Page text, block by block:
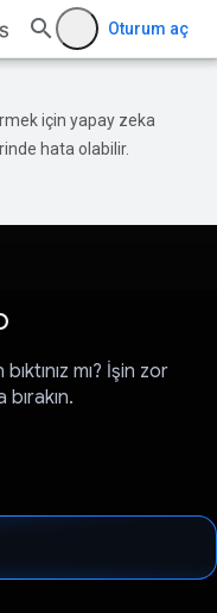
Oturum aç
için yapay zeka
hata olabilir.
mı? İşin zor
bırakın.